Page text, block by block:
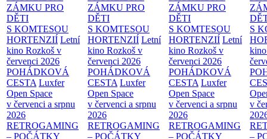
ZÁMKU PRO
DĚTI
S KOMTESOU
HORTENZIÍ Letní
kino Rozkoš v
červenci 2026
POHÁDKOVÁ
CESTA Luxfer
Open Space
v červenci a srpnu
2026
RETROGAMING
– POČÁTKY
ZÁMKU PRO
DĚTI
S KOMTESOU
HORTENZIÍ Letní
kino Rozkoš v
červenci 2026
POHÁDKOVÁ
CESTA Luxfer
Open Space
v červenci a srpnu
2026
RETROGAMING
– POČÁTKY
ZÁMKU PRO
DĚTI
S KOMTESOU
HORTENZIÍ Letní
kino Rozkoš v
červenci 2026
POHÁDKOVÁ
CESTA Luxfer
Open Space
v červenci a srpnu
2026
RETROGAMING
– POČÁTKY
S
v
–